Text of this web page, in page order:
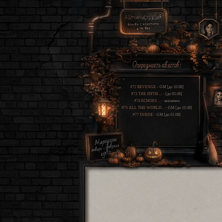
Очередность квестов:
#72 REVENGE - GM [до 10.08]
#73 THE FIFTH ... - [до 05.08]
#74 ECHOES ... - закончен
#75 ALL THE WORLD...- GM [до 10.08]
#77 INSIDE - GM [до 01.08]